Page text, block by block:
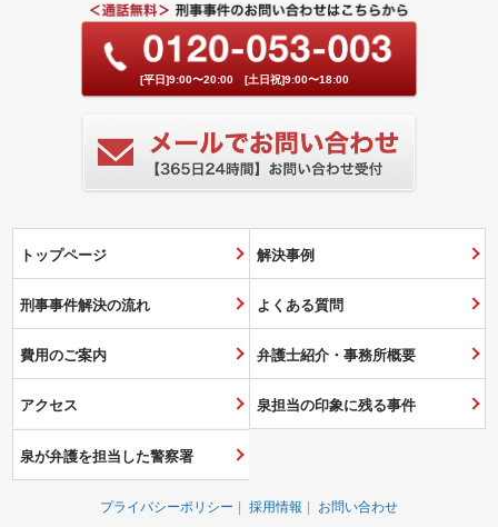
[平日]9:00〜20:00 [土日祝]9:00〜18:00
トップページ 解決事例
刑事事件解決の流れ よくある質問
費用のご案内 弁護士紹介・事務所概要
アクセス 泉担当の印象に残る事件
泉が弁護を担当した警察署
プライバシーポリシー 採用情報 お問い合わせ